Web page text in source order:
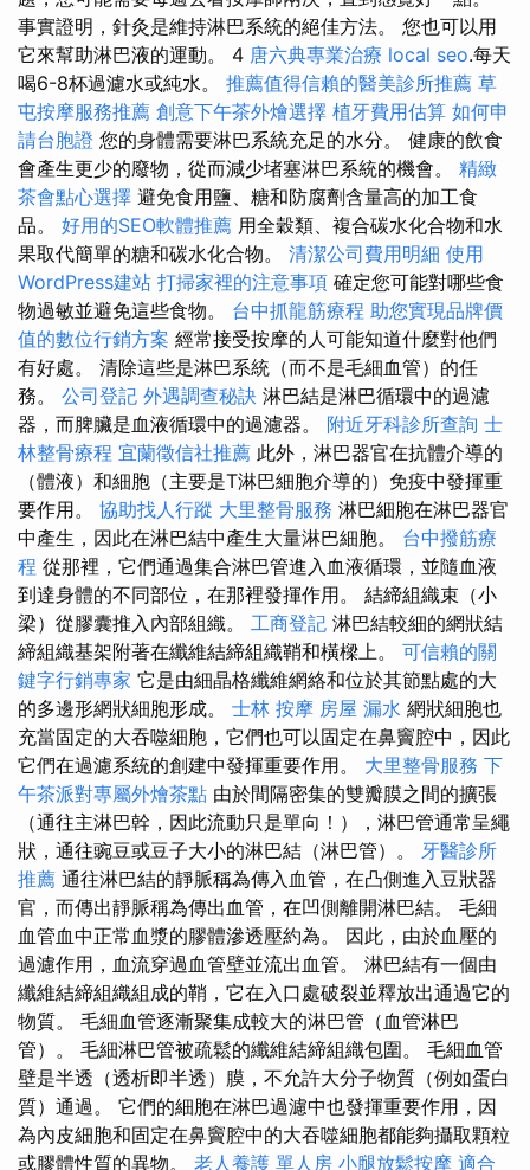
事實證明，針灸是維持淋巴系統的絕佳方法。 您也可以用
它來幫助淋巴液的運動。 4 唐六典專業治療 local seo.每天
喝6-8杯過濾水或純水。 推薦值得信賴的醫美診所推薦 草
屯按摩服務推薦 創意下午茶外燴選擇 植牙費用估算 如何申
請台胞證 您的身體需要淋巴系統充足的水分。 健康的飲食
會產生更少的廢物，從而減少堵塞淋巴系統的機會。 精緻
茶會點心選擇 避免食用鹽、糖和防腐劑含量高的加工食
品。 好用的SEO軟體推薦 用全穀類、複合碳水化合物和水
果取代簡單的糖和碳水化合物。 清潔公司費用明細 使用
WordPress建站 打掃家裡的注意事項 確定您可能對哪些食
物過敏並避免這些食物。 台中抓龍筋療程 助您實現品牌價
值的數位行銷方案 經常接受按摩的人可能知道什麼對他們
有好處。 清除這些是淋巴系統（而不是毛細血管）的任
務。 公司登記 外遇調查秘訣 淋巴結是淋巴循環中的過濾
器，而脾臟是血液循環中的過濾器。 附近牙科診所查詢 士
林整骨療程 宜蘭徵信社推薦 此外，淋巴器官在抗體介導的
（體液）和細胞（主要是T淋巴細胞介導的）免疫中發揮重
要作用。 協助找人行蹤 大里整骨服務 淋巴細胞在淋巴器官
中產生，因此在淋巴結中產生大量淋巴細胞。 台中撥筋療
程 從那裡，它們通過集合淋巴管進入血液循環，並隨血液
到達身體的不同部位，在那裡發揮作用。 結締組織束（小
梁）從膠囊推入內部組織。 工商登記 淋巴結較細的網狀結
締組織基架附著在纖維結締組織鞘和橫樑上。 可信賴的關
鍵字行銷專家 它是由細晶格纖維網絡和位於其節點處的大
的多邊形網狀細胞形成。 士林 按摩 房屋 漏水 網狀細胞也
充當固定的大吞噬細胞，它們也可以固定在鼻竇腔中，因此
它們在過濾系統的創建中發揮重要作用。 大里整骨服務 下
午茶派對專屬外燴茶點 由於間隔密集的雙瓣膜之間的擴張
（通往主淋巴幹，因此流動只是單向！），淋巴管通常呈繩
狀，通往豌豆或豆子大小的淋巴結（淋巴管）。 牙醫診所
推薦 通往淋巴結的靜脈稱為傳入血管，在凸側進入豆狀器
官，而傳出靜脈稱為傳出血管，在凹側離開淋巴結。 毛細
血管血中正常血漿的膠體滲透壓約為。 因此，由於血壓的
過濾作用，血流穿過血管壁並流出血管。 淋巴結有一個由
纖維結締組織組成的鞘，它在入口處破裂並釋放出通過它的
物質。 毛細血管逐漸聚集成較大的淋巴管（血管淋巴
管）。 毛細淋巴管被疏鬆的纖維結締組織包圍。 毛細血管
壁是半透（透析即半透）膜，不允許大分子物質（例如蛋白
質）通過。 它們的細胞在淋巴過濾中也發揮重要作用，因
為內皮細胞和固定在鼻竇腔中的大吞噬細胞都能夠攝取顆粒
或膠體性質的異物。 老人養護 單人房 小腿放鬆按摩 適合